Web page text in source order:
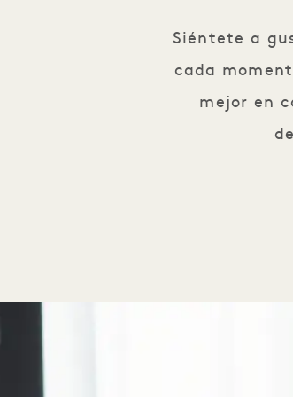
Siéntete a
cada
mejor en